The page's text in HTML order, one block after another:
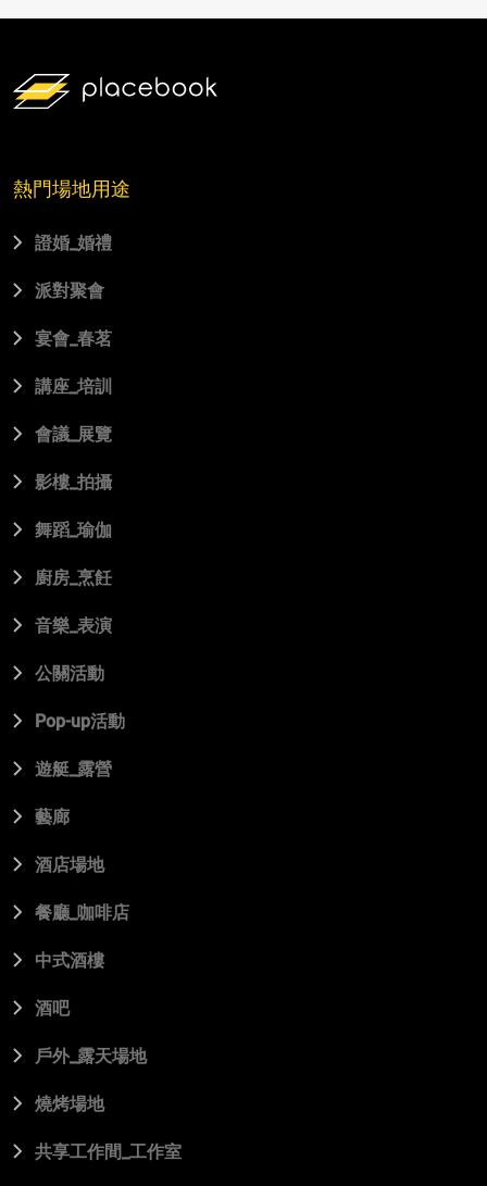
熱門場地用途
證婚_婚禮
派對聚會
宴會_春茗
講座_培訓
會議_展覽
影樓_拍攝
舞蹈_瑜伽
廚房_烹飪
音樂_表演
公關活動
Pop-up活動
遊艇_露營
藝廊
酒店場地
餐廳_咖啡店
中式酒樓
酒吧
⼾外_露天場地
燒烤場地
共享⼯作間_⼯作室